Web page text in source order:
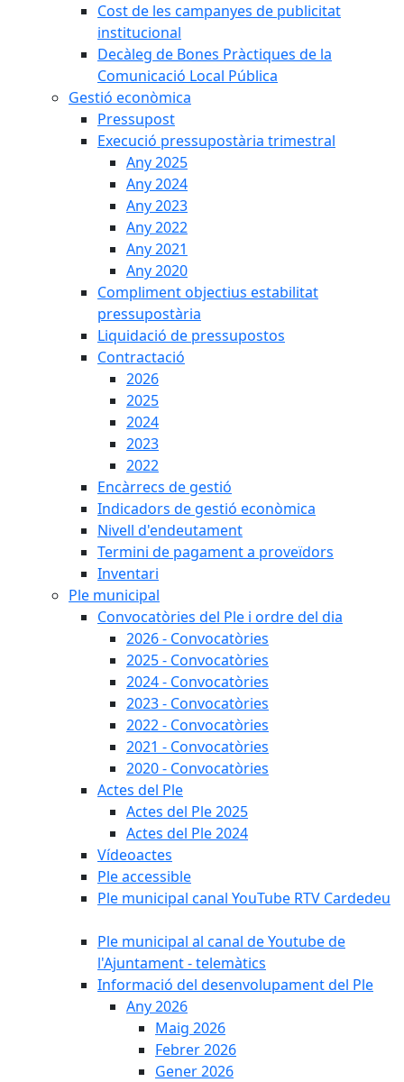
Cost de les campanyes de publicitat
institucional
Decàleg de Bones Pràctiques de la
Comunicació Local Pública
Gestió econòmica
Pressupost
Execució pressupostària trimestral
Any 2025
Any 2024
Any 2023
Any 2022
Any 2021
Any 2020
Compliment objectius estabilitat
pressupostària
Liquidació de pressupostos
Contractació
2026
2025
2024
2023
2022
Encàrrecs de gestió
Indicadors de gestió econòmica
Nivell d'endeutament
Termini de pagament a proveïdors
Inventari
Ple municipal
Convocatòries del Ple i ordre del dia
2026 - Convocatòries
2025 - Convocatòries
2024 - Convocatòries
2023 - Convocatòries
2022 - Convocatòries
2021 - Convocatòries
2020 - Convocatòries
Actes del Ple
Actes del Ple 2025
Actes del Ple 2024
Vídeoactes
Ple accessible
Ple municipal canal YouTube RTV Cardedeu
Ple municipal al canal de Youtube de
l'Ajuntament - telemàtics
Informació del desenvolupament del Ple
Any 2026
Maig 2026
Febrer 2026
Gener 2026